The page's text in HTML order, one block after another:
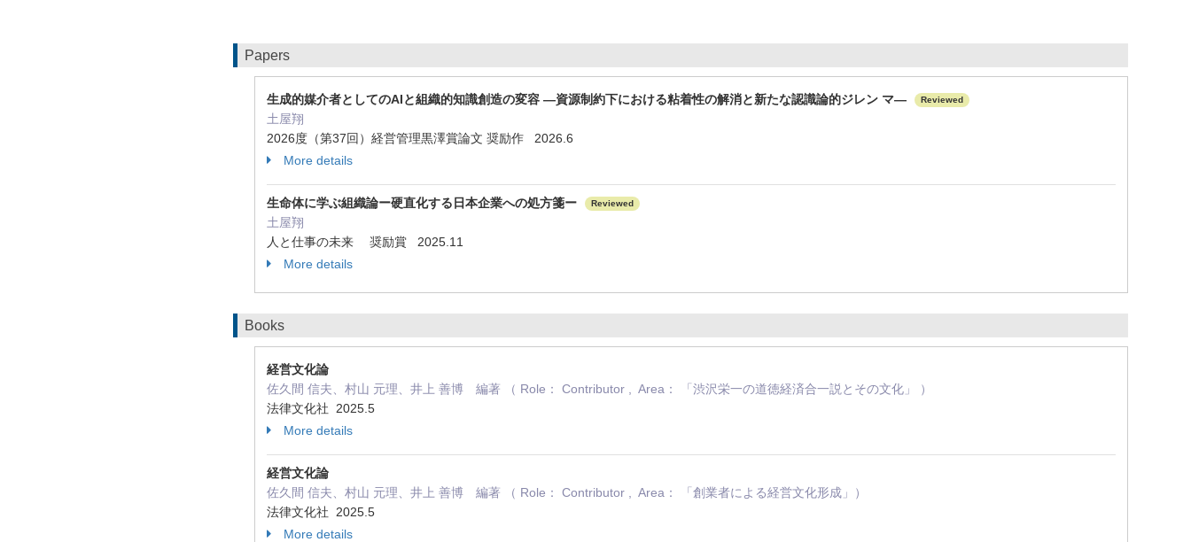
Papers
生成的媒介者としてのAIと組織的知識創造の変容 —資源制約下における粘着性の解消と新たな認識論的ジレン マ— Reviewed
土屋翔
2026度（第37回）経営管理黒澤賞論文 奨励作 2026.6
More details
生命体に学ぶ組織論ー硬直化する日本企業への処方箋ー Reviewed
土屋翔
人と仕事の未来 奨励賞 2025.11
More details
Books
経営文化論
佐久間 信夫、村山 元理、井上 善博 編著 （ Role： Contributor , Area： 「渋沢栄一の道徳経済合一説とその文化」 ）
法律文化社 2025.5
More details
経営文化論
佐久間 信夫、村山 元理、井上 善博 編著 （ Role： Contributor , Area： 「創業者による経営文化形成」）
法律文化社 2025.5
More details